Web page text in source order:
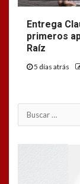
Entrega
primeros
Raíz
5 días atrás
Buscar: